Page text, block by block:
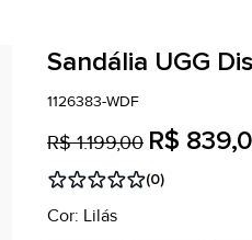
Sandália UGG
1126383-WDF
R$ 1.199,00 R$
(0)
Cor: Lilás